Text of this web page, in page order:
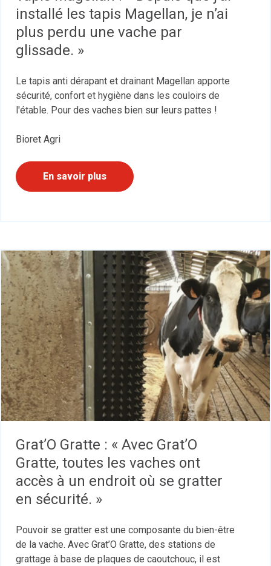
installé les tapis Magellan, je n’ai
plus perdu une vache par
glissade. »
Le tapis anti dérapant et drainant Magellan apporte
sécurité, confort et hygiène dans les couloirs de
l'étable. Pour des vaches bien sur leurs pattes !
Bioret Agri
En savoir plus
Grat’O Gratte : « Avec Grat’O
Gratte, toutes les vaches ont
accès à un endroit où se gratter
en sécurité. »
Pouvoir se gratter est une composante du bien-être
de la vache. Avec Grat’O Gratte, des stations de
grattage à base de plaques de caoutchouc, il est